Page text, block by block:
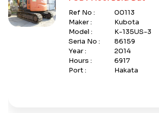
Ref No :
00113
Maker :
Kubota
Model :
K-135US-3
Seria No :
86159
Year :
2014
Hours :
6917
Port :
Hakata